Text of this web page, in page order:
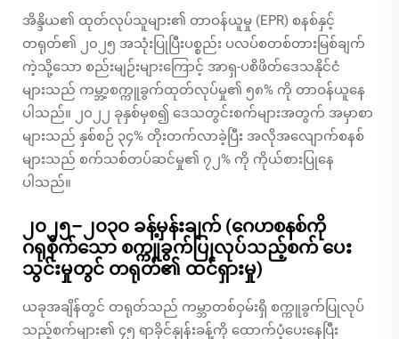
အိန္ဒိယ၏ ထုတ်လုပ်သူများ၏ တာဝန်ယူမှု (EPR) စနစ်နှင့်
တရုတ်၏ ၂၀၂၅ အသုံးပြုပြီးပစ္စည်း ပလပ်စတစ်တားမြစ်ချက်
ကဲ့သို့သော စည်းမျဉ်းများကြောင့် အာရှ-ပစိဖိတ်ဒေသနိုင်ငံ
များသည် ကမ္ဘာ့စက္ကူခွက်ထုတ်လုပ်မှု၏ ၅၈% ကို တာဝန်ယူနေ
ပါသည်။ ၂၀၂၂ ခုနှစ်မှစ၍ ဒေသတွင်းစက်များအတွက် အမှာစာ
များသည် နှစ်စဉ် ၃၄% တိုးတက်လာခဲ့ပြီး အလိုအလျောက်စနစ်
များသည် စက်သစ်တပ်ဆင်မှု၏ ၇၂% ကို ကိုယ်စားပြုနေ
ပါသည်။
၂၀၂၅–၂၀၃၀ ခန့်မှန်းချက် (ဂေဟစနစ်ကို
ဂရုစိုက်သော စက္ကူခွက်ပြုလုပ်သည့်စက် ပေး
သွင်းမှုတွင် တရုတ်၏ ထင်ရှားမှု)
ယခုအချိန်တွင် တရုတ်သည် ကမ္ဘာတစ်ဝှမ်းရှိ စက္ကူခွက်ပြုလုပ်
သည့်စက်များ၏ ၄၅ ရာခိုင်နှုန်းခန့်ကို ထောက်ပံ့ပေးနေပြီး